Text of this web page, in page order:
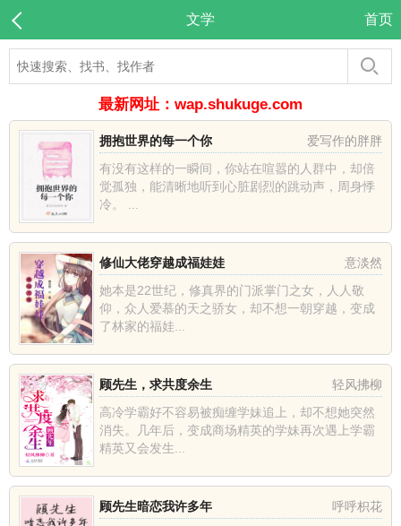
文学 首页
最新网址：wap.shukuge.com
爱写作的胖胖
拥抱世界的每一个你
有没有这样的一瞬间，你站在喧嚣的人群中，却倍
觉孤独，能清晰地听到心脏剧烈的跳动声，周身悸
冷。 ...
意淡然
修仙大佬穿越成福娃娃
她本是22世纪，修真界的门派掌门之女，人人敬
仰，众人爱慕的天之骄女，却不想一朝穿越，变成
了林家的福娃...
轻风拂柳
顾先生，求共度余生
高冷学霸好不容易被痴缠学妹追上，却不想她突然
消失。几年后，变成商场精英的学妹再次遇上学霸
精英又会发生...
呼呼枳花
顾先生暗恋我许多年